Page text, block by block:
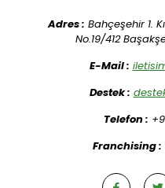
Adres : Bahçeşehir 1.
No.19/412
E-Mail :
Destek :
Telefon :
Franchising :